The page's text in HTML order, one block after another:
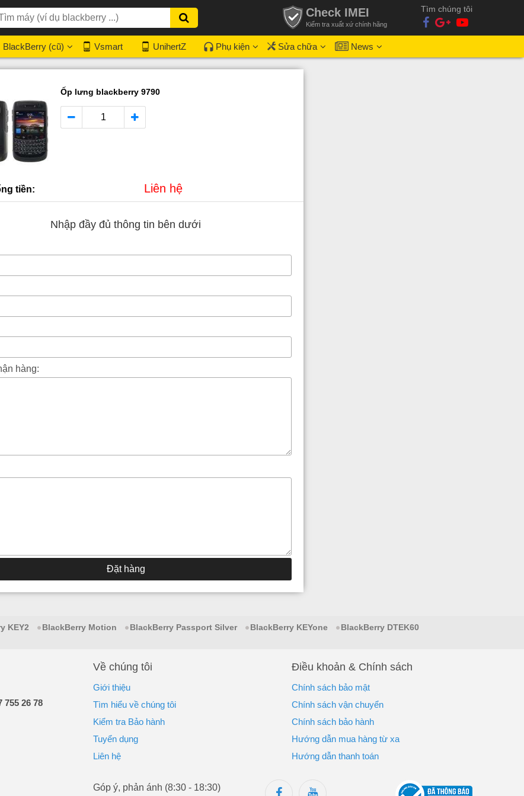
Check IMEI
Kiểm tra xuất xứ chính hãng
Tìm chúng tôi
BlackBerry (cũ) Vsmart UnihertZ Phụ kiện Sửa chữa News
Ốp lưng blackberry 9790
tiền: Liên hệ
Nhập đầy đủ thông tin bên dưới
hàng:
Đặt hàng
KEY2 BlackBerry Motion BlackBerry Passport Silver BlackBerry KEYone
BlackBerry DTEK60
755 26 78
Về chúng tôi
Giới thiệu
Tìm hiểu về chúng tôi
Kiểm tra Bảo hành
Tuyển dụng
Liên hệ
Điều khoản & Chính sách
Chính sách bảo mật
Chính sách vận chuyển
Chính sách bảo hành
Hướng dẫn mua hàng từ xa
Hướng dẫn thanh toán
Góp ý, phản ánh (8:30 - 18:30)